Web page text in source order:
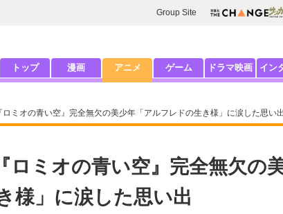
Group Site
トップ 漫画 アニメ ゲーム ドラマ映画 イン
ミオの青い空』完全無欠の美少年「アルフレドの生き様」に涙した思い出
ロミオの青い空』完全無欠の
様」に涙した思い出